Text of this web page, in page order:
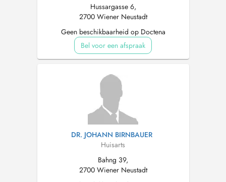
Hussargasse 6,
2700 Wiener Neustadt
Geen beschikbaarheid op Doctena
Bel voor een afspraak
DR. JOHANN BIRNBAUER
Huisarts
Bahng 39,
2700 Wiener Neustadt